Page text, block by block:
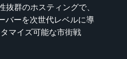
抜群のホスティングで、
ーを次世代レベルに導
マイズ可能な市街戦